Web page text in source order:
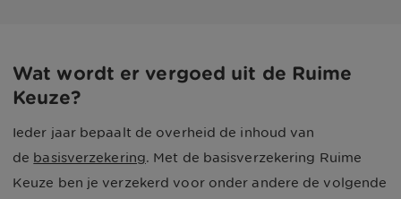
Wat wordt er vergoed uit de Ruime
Keuze?
Ieder jaar bepaalt de overheid de inhoud van
de basisverzekering. Met de basisverzekering Ruime
Keuze ben je verzekerd voor onder andere de volgende